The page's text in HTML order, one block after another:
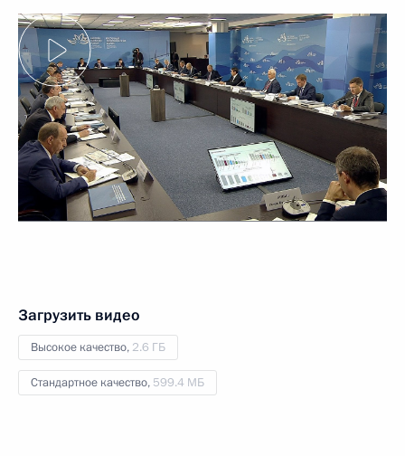
Загрузить видео
Высокое качество, 2.6 ГБ
Стандартное качество, 599.4 МБ